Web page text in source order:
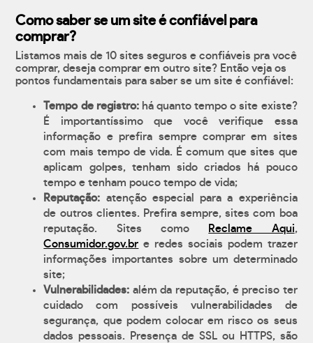
Como saber se um site é confiável para
comprar?
Listamos mais de 10 sites seguros e confiáveis pra você
comprar, deseja comprar em outro site? Então veja os
pontos fundamentais para saber se um site é confiável:
Tempo de registro:há quanto tempo o site existe?
É importantíssimo que você verifique essa
informação e prefira sempre comprar em sites
com mais tempo de vida. É comum que sites que
aplicam golpes, tenham sido criados há pouco
tempo e tenham pouco tempo de vida;
Reputação: atenção especial para a experiência
de outros clientes. Prefira sempre, sites com boa
reputação. Sites como
Reclame Aqui,
Consumidor.gov.br e redes sociais podem trazer
informações importantes sobre um determinado
site;
Vulnerabilidades: além da reputação, é preciso ter
cuidado com possíveis vulnerabilidades de
segurança, que podem colocar em risco os seus
dados pessoais. Presença de SSL ou HTTPS, são